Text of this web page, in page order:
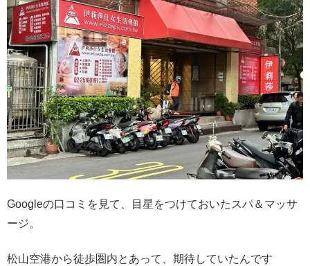
Googleの口コミを見て、目星をつけておいたスパ＆マッサ
ージ。
松山空港から徒歩圏内とあって、期待していたんです